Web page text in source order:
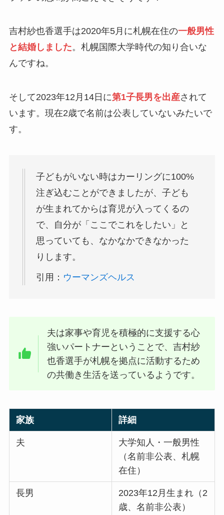
吉村紗也香選手は2020年5月に札幌在住の一般男性
と結婚しました。札幌国際大学時代の知り合いな
んですね。
そして2023年12月14日に第1子長男を出産されて
います。現在2歳で名前は公表していないみたいで
す。
子どもがいない時はカーリングに100%
注ぎ込むことができましたが、子ども
が生まれてからは育児が入ってくるの
で、自分が「ここでこれをしたい」と
思っていても、なかなかできなかった
りします。
引用： ウーマンズヘルス
夫は家事や育児を積極的に支援する心
強いパートナーということで、吉村紗
也香選手が札幌を拠点に活動するため
の共働き生活を送っているようです。
家族 詳細
夫
大学知人・一般男性
（名前非公表、札幌
在住）​
長男
2023年12月生まれ（2
歳、名前非公表）